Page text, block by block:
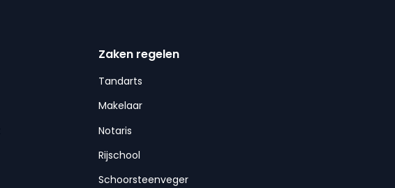
Zaken regelen
Tandarts
Makelaar
Notaris
Rijschool
Schoorsteenveger